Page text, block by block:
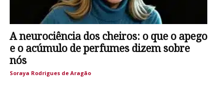
A neurociência dos cheiros: o que o apego
e o acúmulo de perfumes dizem sobre
nós
Soraya Rodrigues de Aragão